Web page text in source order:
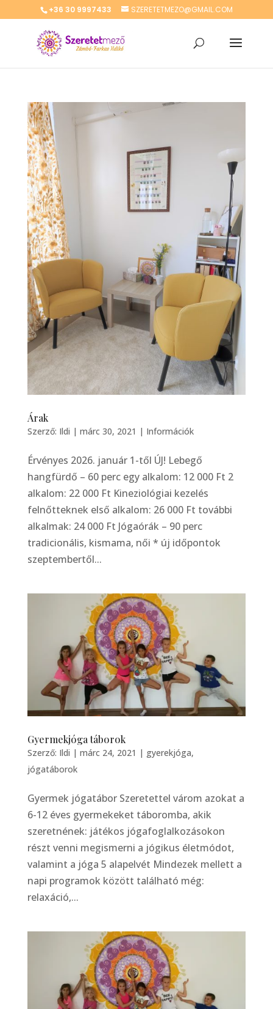
+36 30 9997433 SZERETETMEZO@GMAIL.COM
Árak
Szerző: Ildi | márc 30, 2021 | Információk
Érvényes 2026. január 1-től ÚJ! Lebegő
hangfürdő – 60 perc egy alkalom: 12 000 Ft 2
alkalom: 22 000 Ft Kineziológiai kezelés
felnőtteknek első alkalom: 26 000 Ft további
alkalmak: 24 000 Ft Jógaórák – 90 perc
tradicionális, kismama, női * új időpontok
szeptembertől...
Gyermekjóga táborok
Szerző: Ildi | márc 24, 2021 | gyerekjóga,
jógatáborok
Gyermek jógatábor Szeretettel várom azokat a
6-12 éves gyermekeket táboromba, akik
szeretnének: játékos jógafoglalkozásokon
részt venni megismerni a jógikus életmódot,
valamint a jóga 5 alapelvét Mindezek mellett a
napi programok között található még:
relaxáció,...